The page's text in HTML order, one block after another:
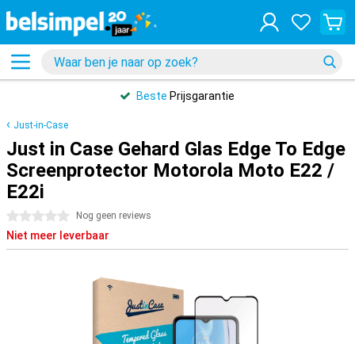
Prijsgarantie
Just-in-Case
Just in Case Gehard Glas Edge To Edge
Screenprotector Motorola Moto E22 /
E22i
0 sterren Nog geen reviews
Niet meer leverbaar